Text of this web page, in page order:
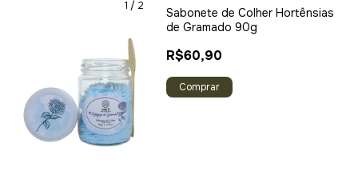
1 / 2
Sabonete de Colher Hortênsias
de Gramado 90g
R$60,90